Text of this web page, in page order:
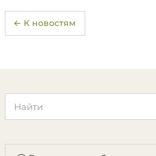
← К новостям